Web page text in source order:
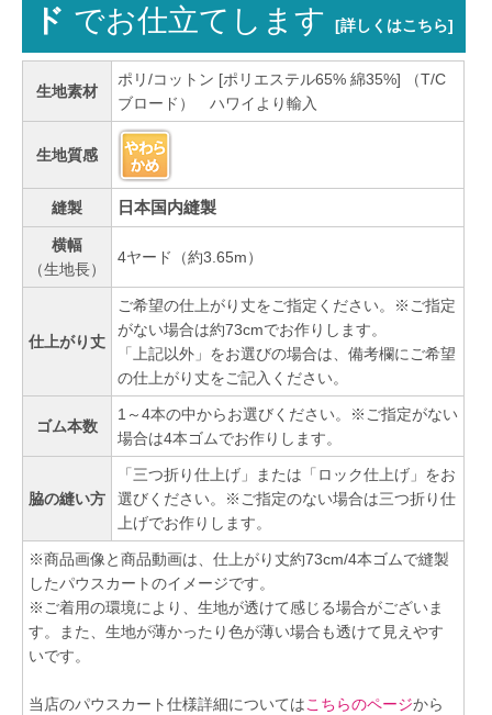
ド でお仕立てします[詳しくはこちら]
生地素材
ポリ/コットン [ポリエステル65% 綿35%] （T/C
ブロード） ハワイより輸入
生地質感
縫製 日本国内縫製
横幅
（生地長）
4ヤード（約3.65m）
仕上がり丈
ご希望の仕上がり丈をご指定ください。※ご指定
がない場合は約73cmでお作りします。
「上記以外」をお選びの場合は、備考欄にご希望
の仕上がり丈をご記入ください。
ゴム本数
1～4本の中からお選びください。※ご指定がない
場合は4本ゴムでお作りします。
脇の縫い方
「三つ折り仕上げ」または「ロック仕上げ」をお
選びください。※ご指定のない場合は三つ折り仕
上げでお作りします。
※商品画像と商品動画は、仕上がり丈約73cm/4本ゴムで縫製
したパウスカートのイメージです。
※ご着用の環境により、生地が透けて感じる場合がございま
す。また、生地が薄かったり色が薄い場合も透けて見えやす
いです。
当店のパウスカート仕様詳細についてはこちらのページから